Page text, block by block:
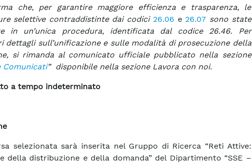
che, per garantire maggiore efficienza e trasparenza, le
selettive contraddistinte dai codici 26.06 e 26.07 sono state
in un’unica procedura, identificata dal codice 26.46. Per
dettagli sull’unificazione e sulle modalità di prosecuzione della
si rimanda al comunicato ufficiale pubblicato nella sezione
Comunicati” disponibile nella sezione Lavora con noi.
a tempo indeterminato
selezionata sarà inserita nel Gruppo di Ricerca “Reti Attive:
della distribuzione e della domanda” del Dipartimento “SSE –